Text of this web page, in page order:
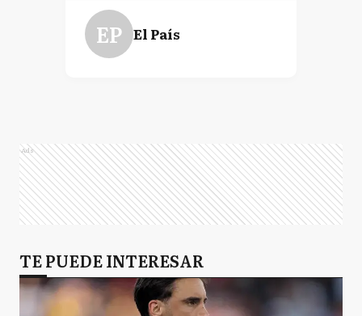
EP El País
Ads
TE PUEDE INTERESAR